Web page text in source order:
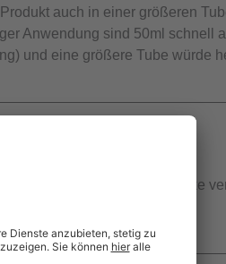
auch in einer größeren
Anwendung sind 50ml schnell
und eine größere Tube würde
die Maske sehr gut! die Maske